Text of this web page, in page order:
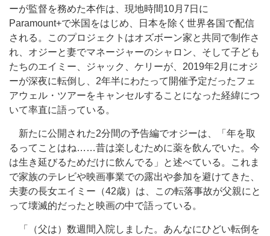
ーが監督を務めた本作は、現地時間10月7日に
Paramount+で米国をはじめ、日本を除く世界各国で配信
される。このプロジェクトはオズボーン家と共同で制作さ
れ、オジーと妻でマネージャーのシャロン、そして子ども
たちのエイミー、ジャック、ケリーが、2019年2月にオジ
ーが深夜に転倒し、2年半にわたって開催予定だったフェ
アウェル・ツアーをキャンセルすることになった経緯につ
いて率直に語っている。
新たに公開された2分間の予告編でオジーは、「年を取
るってことはね……昔は楽しむために薬を飲んでいた。今
は生き延びるためだけに飲んでる」と述べている。これま
で家族のテレビや映画事業での露出や参加を避けてきた、
夫妻の長女エイミー（42歳）は、この転落事故が父親にと
って壊滅的だったと映画の中で語っている。
「（父は）数週間入院しました。あんなにひどい転倒を